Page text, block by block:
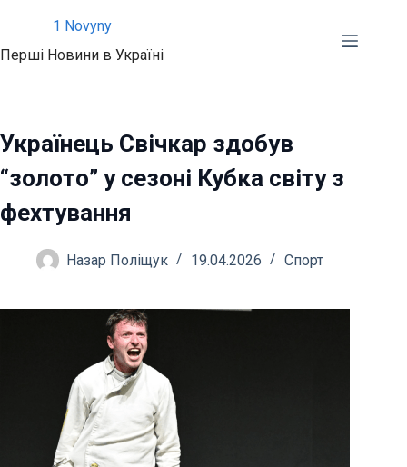
вмісту
1 Novyny
Перші Новини в Україні
Українець Свічкар здобув
“золото” у сезоні Кубка світу з
фехтування
Назар Поліщук 19.04.2026 Спорт